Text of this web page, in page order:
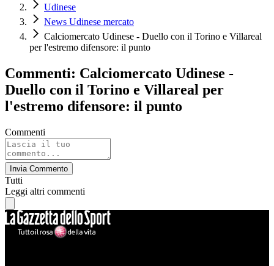
Udinese
News Udinese mercato
Calciomercato Udinese - Duello con il Torino e Villareal
per l'estremo difensore: il punto
Commenti: Calciomercato Udinese -
Duello con il Torino e Villareal per
l'estremo difensore: il punto
Commenti
Invia Commento
Tutti
Leggi altri commenti